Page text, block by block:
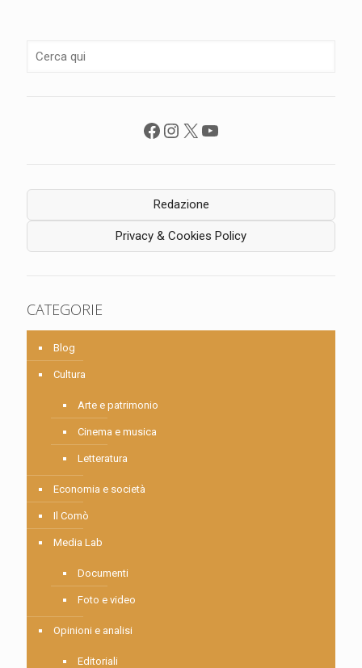
Facebook
Instagram
X YouTube
Redazione
Privacy & Cookies Policy
CATEGORIE
Blog
Cultura
Arte e patrimonio
Cinema e musica
Letteratura
Economia e società
Il Comò
Media Lab
Documenti
Foto e video
Opinioni e analisi
Editoriali